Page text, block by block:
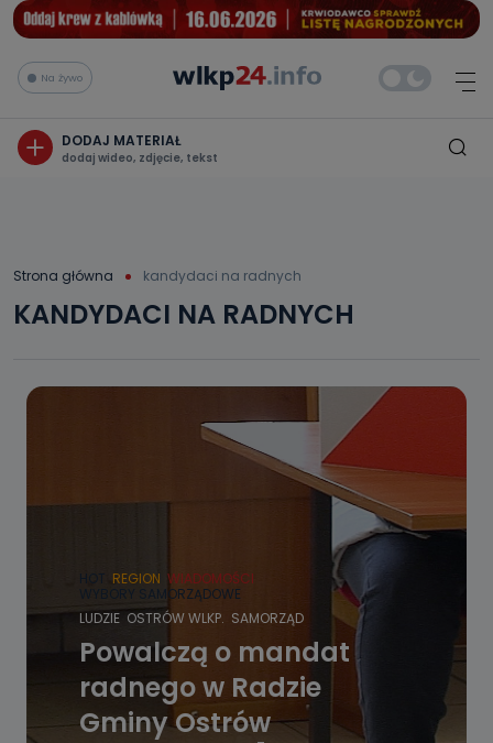
Na żywo
DODAJ MATERIAŁ
dodaj wideo, zdjęcie, tekst
Strona główna kandydaci na radnych
KANDYDACI NA RADNYCH
HOT REGION WIADOMOŚCI
WYBORY SAMORZĄDOWE
LUDZIE OSTRÓW WLKP. SAMORZĄD
Powalczą o mandat
radnego w Radzie
Gminy Ostrów